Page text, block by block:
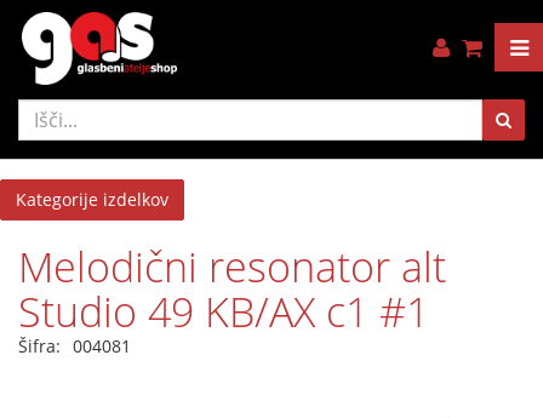
Kategorije izdelkov
Melodični resonator alt
Studio 49 KB/AX c1 #1
Šifra: 004081